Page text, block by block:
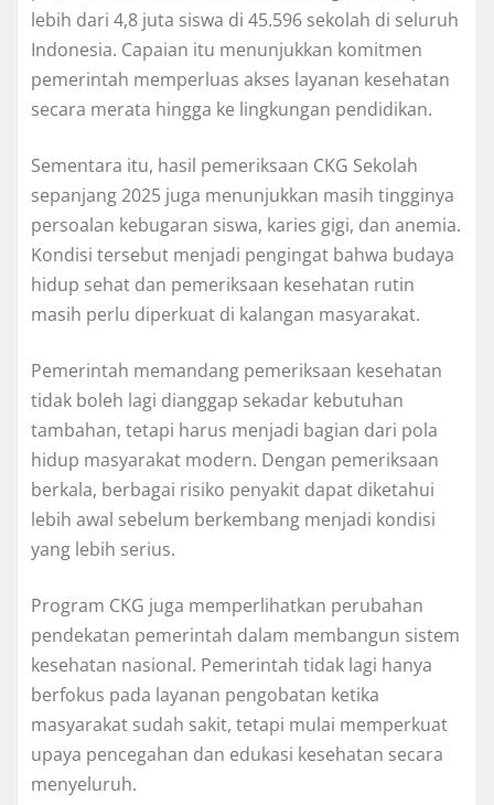
lebih dari 4,8 juta siswa di 45.596 sekolah di seluruh
Indonesia. Capaian itu menunjukkan komitmen
pemerintah memperluas akses layanan kesehatan
secara merata hingga ke lingkungan pendidikan.
Sementara itu, hasil pemeriksaan CKG Sekolah
sepanjang 2025 juga menunjukkan masih tingginya
persoalan kebugaran siswa, karies gigi, dan anemia.
Kondisi tersebut menjadi pengingat bahwa budaya
hidup sehat dan pemeriksaan kesehatan rutin
masih perlu diperkuat di kalangan masyarakat.
Pemerintah memandang pemeriksaan kesehatan
tidak boleh lagi dianggap sekadar kebutuhan
tambahan, tetapi harus menjadi bagian dari pola
hidup masyarakat modern. Dengan pemeriksaan
berkala, berbagai risiko penyakit dapat diketahui
lebih awal sebelum berkembang menjadi kondisi
yang lebih serius.
Program CKG juga memperlihatkan perubahan
pendekatan pemerintah dalam membangun sistem
kesehatan nasional. Pemerintah tidak lagi hanya
berfokus pada layanan pengobatan ketika
masyarakat sudah sakit, tetapi mulai memperkuat
upaya pencegahan dan edukasi kesehatan secara
menyeluruh.